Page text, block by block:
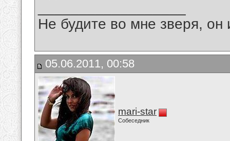
Не будите во мне зверя, он
05.06.2011, 00:58
mari-star
Собеседник